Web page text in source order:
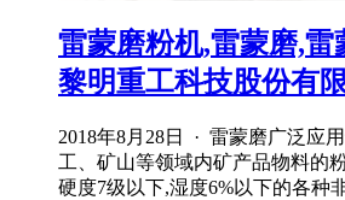
雷蒙磨粉机,雷蒙磨,雷
黎明重工科技股份有
2018年8月28日 · 雷蒙磨广泛应
工、矿山等领域内矿产品物料的
硬度7级以下,湿度6%以下的各种